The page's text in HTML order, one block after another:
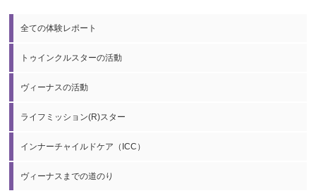
全ての体験レポート
トゥインクルスターの活動
ヴィーナスの活動
ライフミッション(R)スター
インナーチャイルドケア（ICC）
ヴィーナスまでの道のり